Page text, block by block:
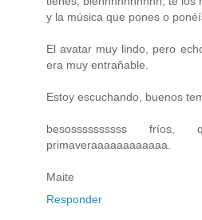
y la música que pones o
El avatar muy lindo, pero
era muy entrañable.
Estoy escuchando, buenos
besossssssssss
primaveraaaaaaaaaaaa.
Maite
Responder